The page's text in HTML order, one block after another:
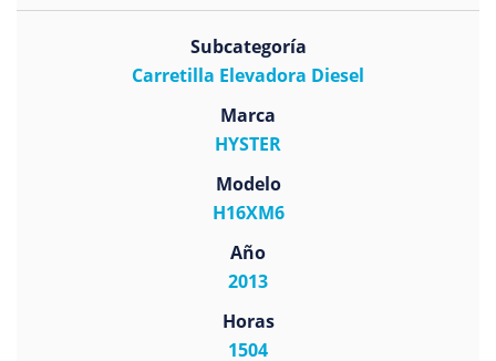
Subcategoría
Carretilla Elevadora Diesel
Marca
HYSTER
Modelo
H16XM6
Año
2013
Horas
1504